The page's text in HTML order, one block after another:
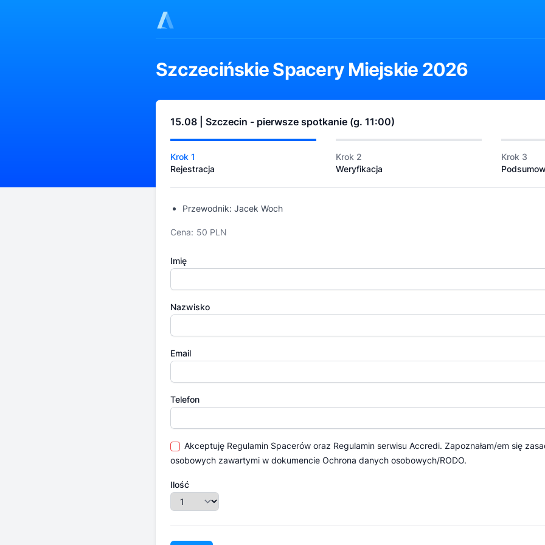
Szczecińskie Spacery Miejskie 2026
15.08 | Szczecin - pierwsze spotkanie (g. 11:00)
Krok 1
Rejestracja
Krok 2
Weryfikacja
Krok 3
Przewodnik: Jacek Woch
Cena: 50 PLN
Imię
Nazwisko
Email
Telefon
Akceptuję Regulamin Spacerów oraz Regulamin serwisu Accredi. Zapoznałam/em się
osobowych zawartymi w dokumencie Ochrona danych osobowych/RODO.
Ilość